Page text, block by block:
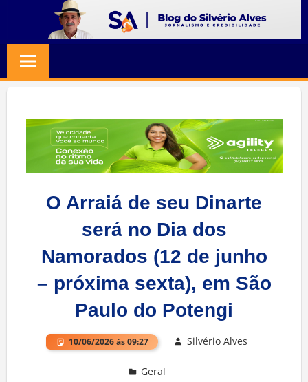
content
SILVERIO
ALVES
Jornalismo
Credibilidade
O Arraiá de seu Dinarte
será no Dia dos
Namorados (12 de junho
– próxima sexta), em São
Paulo do Potengi
10/06/2026 às 09:27 Silvério Alves
Geral